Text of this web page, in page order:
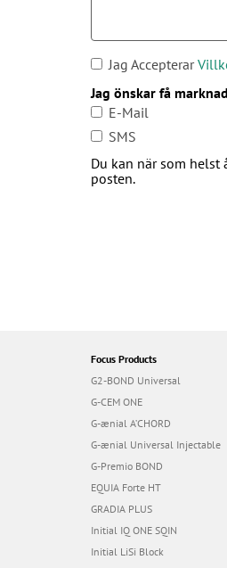
Jag Accepterar
Jag önskar få
E-Mail
SMS
Du kan när som
posten.
Focus Products
G2-BOND Universal
G-CEM ONE
G-ænial A’CHORD
G-ænial Universal Injectable
G-Premio BOND
EQUIA Forte HT
GRADIA PLUS
Initial IQ ONE SQIN
Initial LiSi Block